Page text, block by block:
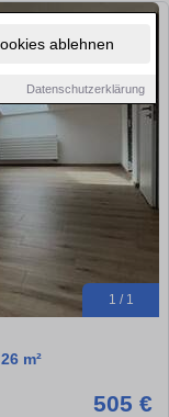
ablehnen
Datenschutzerklärung
1 / 1
m²
505 €